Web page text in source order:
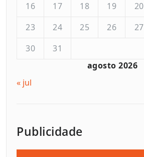
agosto 2026
16
17 18 19 20
23
24 25 26 27
30
31
« jul
Publicidade